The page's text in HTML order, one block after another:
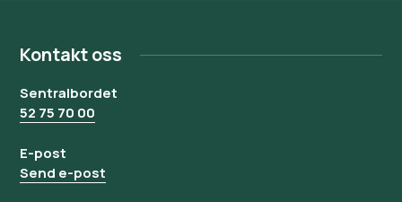
Kontakt oss
Sentralbordet
52 75 70 00
E-post
Send e-post